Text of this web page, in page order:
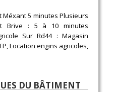
Méxant 5 minutes Plusieurs
Brive : 5 à 10 minutes
Sur Rd44 : Magasin
Location engins agricoles,
DU BÂTIMENT